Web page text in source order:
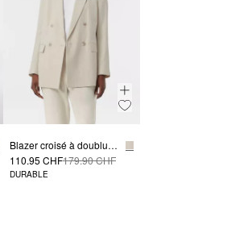
Blazer croisé à doublure logotée
110.95 CHF179.90 CHF
DURABLE